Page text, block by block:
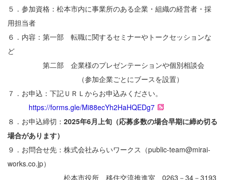
５．参加資格：松本市内に事業所のある企業・組織の経営者・採
用担当者
６．内容：第一部 転職に関するセミナーやトークセッションな
ど
第二部 企業様のプレゼンテーションや個別相談会
（参加企業ごとにブースを設置）
７．お申込：下記ＵＲＬからお申込みください。
https://forms.gle/Mi88ecYh2HaHQEDg7
８．お申込締切： 2025年6月上旬（応募多数の場合早期に締め切る
場合があります）
９．お問合せ先：株式会社みらいワークス（public-team@mirai-
works.co.jp）
松本市役所 移住交流推進室 0263－34－3193